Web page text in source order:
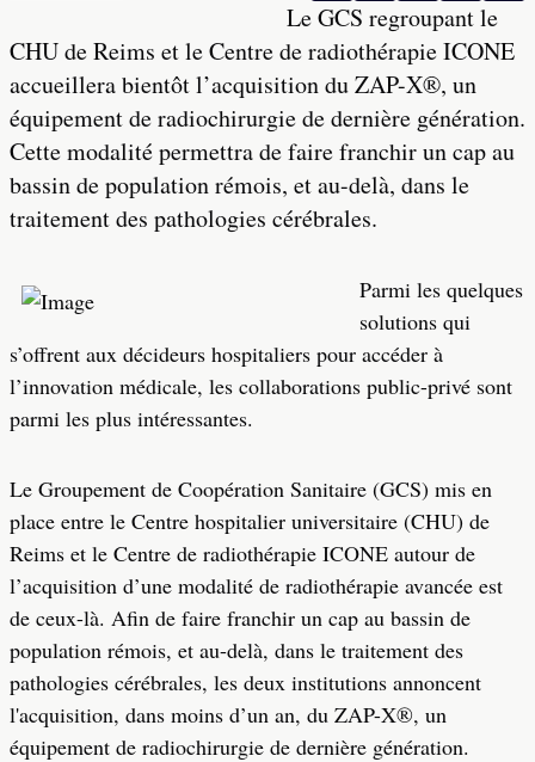
Le GCS regroupant le
CHU de Reims et le Centre de radiothérapie ICONE
accueillera bientôt l’acquisition du ZAP-X®, un
équipement de radiochirurgie de dernière génération.
Cette modalité permettra de faire franchir un cap au
bassin de population rémois, et au-delà, dans le
traitement des pathologies cérébrales.
Parmi les quelques
solutions qui
s’offrent aux décideurs hospitaliers pour accéder à
l’innovation médicale, les collaborations public-privé sont
parmi les plus intéressantes.
Le Groupement de Coopération Sanitaire (GCS) mis en
place entre le Centre hospitalier universitaire (CHU) de
Reims et le Centre de radiothérapie ICONE autour de
l’acquisition d’une modalité de radiothérapie avancée est
de ceux-là. Afin de faire franchir un cap au bassin de
population rémois, et au-delà, dans le traitement des
pathologies cérébrales, les deux institutions annoncent
l'acquisition, dans moins d’un an, du ZAP-X®, un
équipement de radiochirurgie de dernière génération.